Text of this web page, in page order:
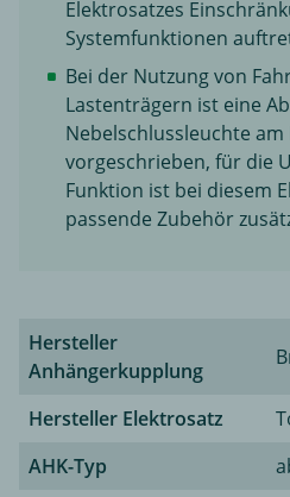
Elektrosatzes
Systemfunktionen
Bei der Nutzung von
Lastenträgern ist eine
Nebelschlussleuchte am
vorgeschrieben, für die
Funktion ist bei diesem
passende Zubehör
Hersteller
Anhängerkupplung
Hersteller Elektrosatz
AHK-Typ